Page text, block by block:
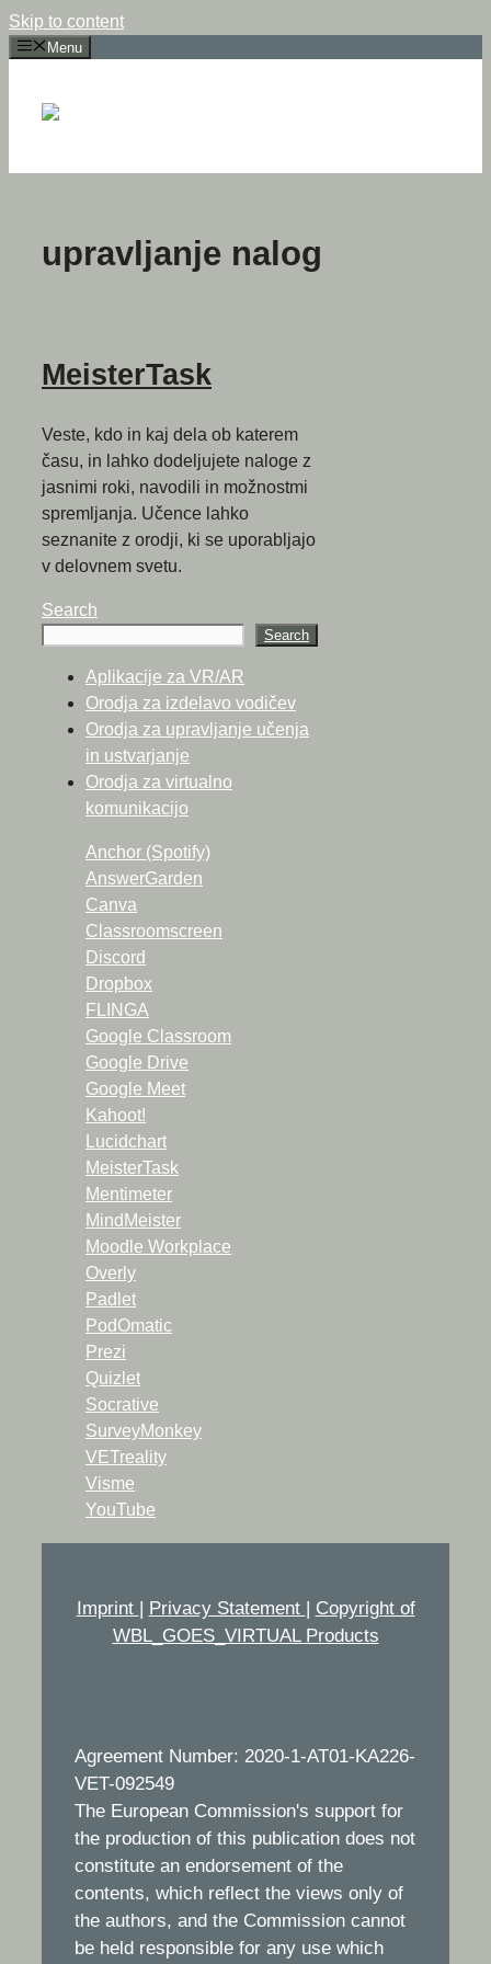
Skip to content
Menu
upravljanje nalog
MeisterTask
Veste, kdo in kaj dela ob katerem
času, in lahko dodeljujete naloge z
jasnimi roki, navodili in možnostmi
spremljanja. Učence lahko
seznanite z orodji, ki se uporabljajo
v delovnem svetu.
Search
Search
Aplikacije za VR/AR
Orodja za izdelavo vodičev
Orodja za upravljanje učenja
in ustvarjanje
Orodja za virtualno
komunikacijo
Anchor (Spotify)
AnswerGarden
Canva
Classroomscreen
Discord
Dropbox
FLINGA
Google Classroom
Google Drive
Google Meet
Kahoot!
Lucidchart
MeisterTask
Mentimeter
MindMeister
Moodle Workplace
Overly
Padlet
PodOmatic
Prezi
Quizlet
Socrative
SurveyMonkey
VETreality
Visme
YouTube
Imprint | Privacy Statement | Copyright of
WBL_GOES_VIRTUAL Products
Agreement Number: 2020-1-AT01-KA226-
VET-092549
The European Commission's support for
the production of this publication does not
constitute an endorsement of the
contents, which reflect the views only of
the authors, and the Commission cannot
be held responsible for any use which